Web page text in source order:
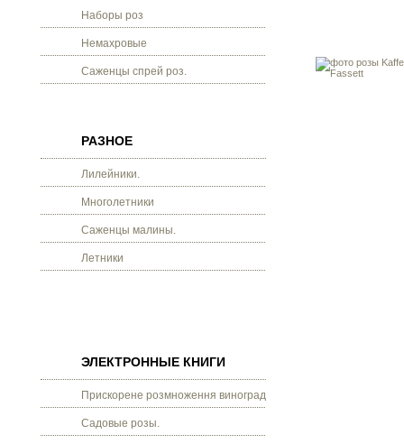
Наборы роз
Немахровые
Саженцы спрей роз.
РАЗНОЕ
Лилейники.
Многолетники
Саженцы малины.
Летники
ЭЛЕКТРОННЫЕ КНИГИ
Прискорене розмноження винограду.
Садовые розы.